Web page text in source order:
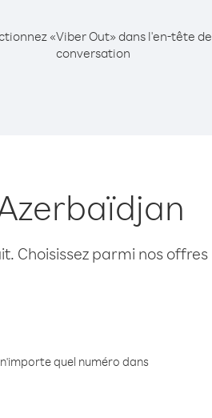
«Viber Out» dans l'en-tête de
conversation
Choisissez parmi nos offres
quel numéro dans